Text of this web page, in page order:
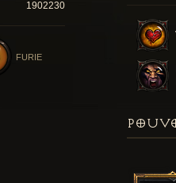
1902230
FURIE